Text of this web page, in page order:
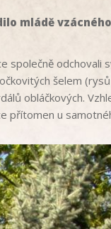
mládě
odchovali
šelem
obláčkových.
přítomen u